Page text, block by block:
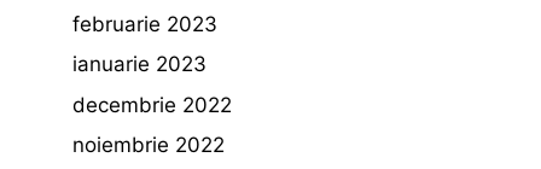
februarie 2023
ianuarie 2023
decembrie 2022
noiembrie 2022